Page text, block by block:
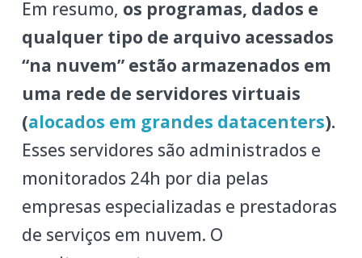
Em resumo, os programas, dados e
qualquer tipo de arquivo acessados
“na nuvem” estão armazenados em
uma rede de servidores virtuais
(alocados em grandes datacenters).
Esses servidores são administrados e
monitorados 24h por dia pelas
empresas especializadas e prestadoras
de serviços em nuvem. O